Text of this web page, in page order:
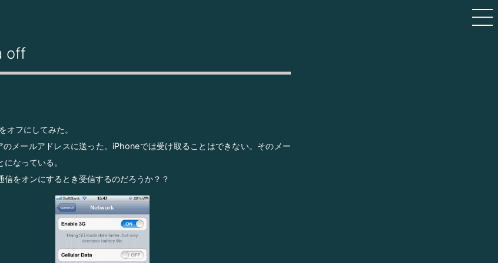
off
オフにしてみた。
のメールアドレスに送った。iPhoneでは受け取ることはできない。そのメー
なっている。
信をオンにするとき受信するのだろうか？？